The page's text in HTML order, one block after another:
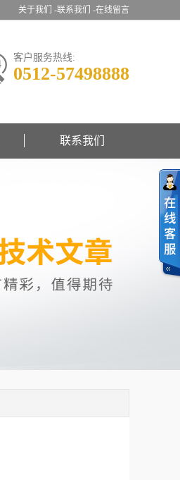
关于我们 -联系我们 -在线留言
客户服务热线:
0512-57498888
联系我们